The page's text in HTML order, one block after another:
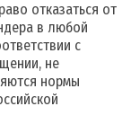
отказаться от
в любой
с
не
нормы